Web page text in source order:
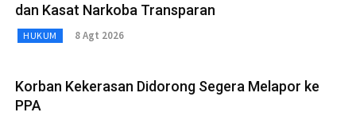
dan Kasat Narkoba Transparan
HUKUM 8 Agt 2026
Korban Kekerasan Didorong Segera Melapor ke
PPA